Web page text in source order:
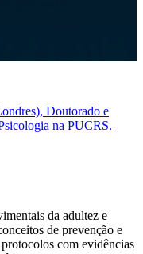
Doutorado e
na PUCRS.
da adultez e
de prevenção e
com evidências